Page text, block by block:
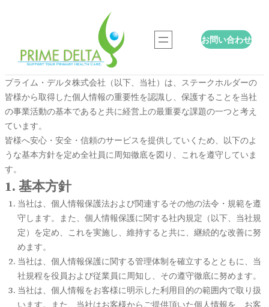
ッ
プ
お問い合わせ
プライム・デルタ株式会社（以下、当社）は、ステークホルダーの
皆様から取得した個人情報の重要性を認識し、保護することを当社
の事業活動の基本であると共に経営上の最重要な課題の一つと考え
ています。
皆様へ安心・安全・信頼のサービスを提供していくため、以下のよ
うな基本方針を定め全社員に周知徹底を図り、これを遵守していま
す。
1. 基本方針
当社は、個人情報保護法および関連するその他の法令・規範を遵
守します。また、個人情報保護に関する社内規定（以下、当社規
定）を定め、これを実施し、維持すると共に、継続的な改善に努
めます。
当社は、個人情報保護に関する管理体制を確立するとともに、当
社規程を役員および従業員に周知し、その遵守徹底に努めます。
当社は、個人情報をお客様に明示した利用目的の範囲内で取り扱
います。また、当社はお客様からご提供頂いた個人情報を、お客